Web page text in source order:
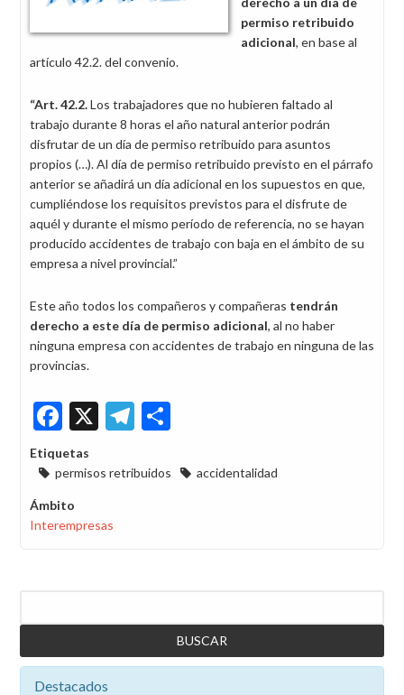
permiso retribuido
adicional, en base al
artículo 42.2. del convenio.
“Art. 42.2.Los trabajadores que no hubieren faltado al
trabajo durante 8 horas el año natural anterior podrán
disfrutar de un día de permiso retribuido para asuntos
propios (…). Al día de permiso retribuido previsto en el párrafo
anterior se añadirá un día adicional en los supuestos en que,
cumpliéndose los requisitos previstos para el disfrute de
aquél y durante el mismo período de referencia, no se hayan
producido accidentes de trabajo con baja en el ámbito de su
empresa a nivel provincial.”
Este año todos los compañeros y compañeras tendrán
derecho a este día de permiso adicional, al no haber
ninguna empresa con accidentes de trabajo en ninguna de las
provincias.
Facebook
X Telegram
Etiquetas
permisos retribuidos
accidentalidad
Ámbito
Interempresas
Destacados